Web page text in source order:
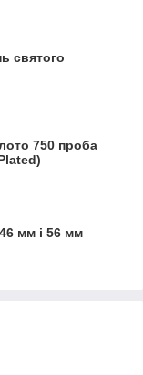
святого
750 проба
мм і 56 мм